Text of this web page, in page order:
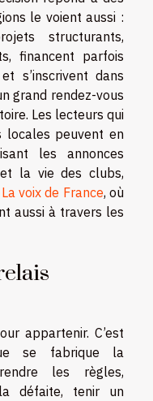
le voient aussi :
structurants,
financent parfois
s’inscrivent dans
grand rendez-vous
Les lecteurs qui
locales peuvent en
les annonces
la vie des clubs,
La voix de France, où
aussi à travers les
appartenir. C’est
se fabrique la
les règles,
défaite, tenir un